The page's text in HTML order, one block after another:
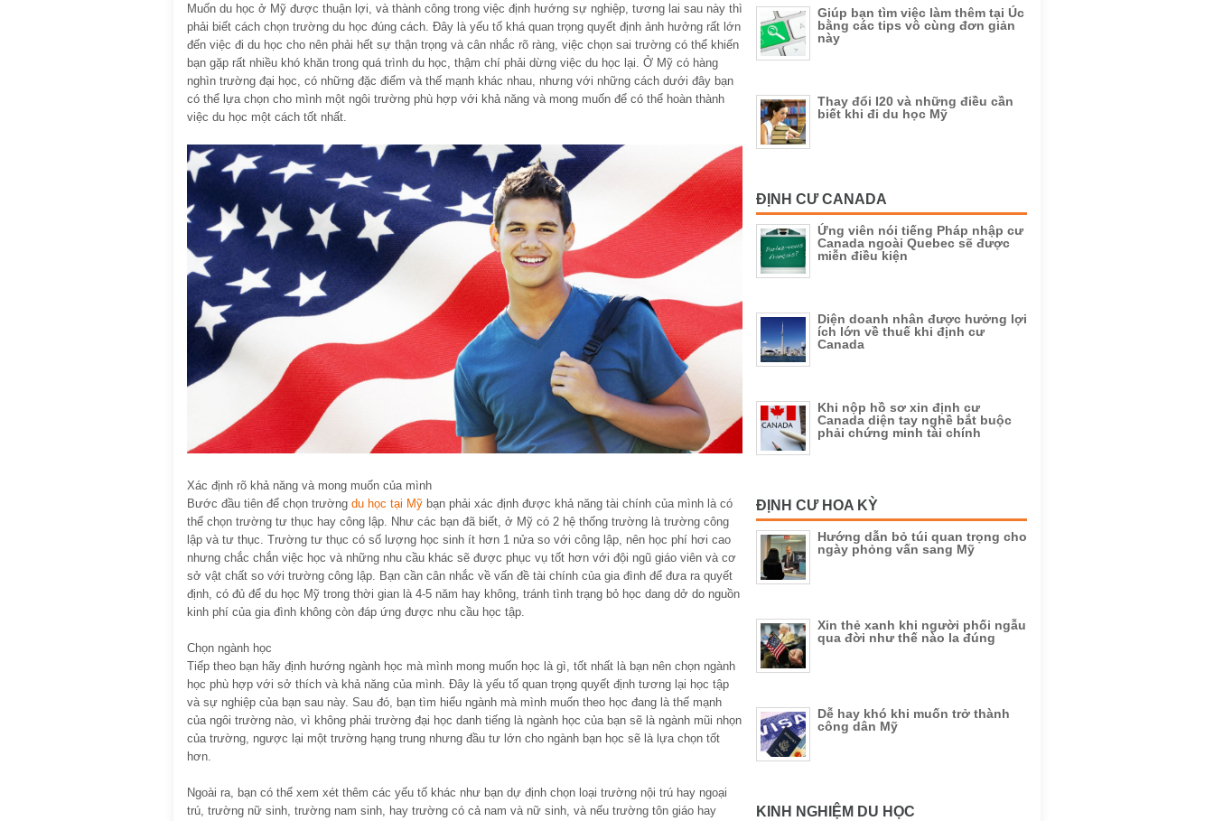
Muốn du học ở Mỹ được thuận lợi, và thành công trong việc định hướng sự nghiệp, tương lai sau này thì
phải biết cách chọn trường du học đúng cách. Đây là yếu tố khá quan trọng quyết định ảnh hưởng rất lớn
đến việc đi du học cho nên phải hết sự thận trọng và cân nhắc rõ ràng, việc chọn sai trường có thể khiến
bạn gặp rất nhiều khó khăn trong quá trình du học, thậm chí phải dừng việc du học lại. Ở Mỹ có hàng
nghìn trường đại học, có những đặc điểm và thế mạnh khác nhau, nhưng với những cách dưới đây bạn
có thể lựa chọn cho mình một ngôi trường phù hợp với khả năng và mong muốn để có thể hoàn thành
việc du học một cách tốt nhất.
Xác định rõ khả năng và mong muốn của mình
Bước đầu tiên để chọn trường du học tại Mỹ bạn phải xác định được khả năng tài chính của mình là có
thể chọn trường tư thục hay công lập. Như các bạn đã biết, ở Mỹ có 2 hệ thống trường là trường công
lập và tư thục. Trường tư thục có số lượng học sinh ít hơn 1 nửa so với công lập, nên học phí hơi cao
nhưng chắc chắn việc học và những nhu cầu khác sẽ được phục vụ tốt hơn với đội ngũ giáo viên và cơ
sở vật chất so với trường công lập. Bạn cần cân nhắc về vấn đề tài chính của gia đình để đưa ra quyết
định, có đủ để du học Mỹ trong thời gian là 4-5 năm hay không, tránh tình trạng bỏ học dang dở do nguồn
kinh phí của gia đình không còn đáp ứng được nhu cầu học tập.
Chọn ngành học
Tiếp theo bạn hãy định hướng ngành học mà mình mong muốn học là gì, tốt nhất là bạn nên chọn ngành
học phù hợp với sở thích và khả năng của mình. Đây là yếu tố quan trọng quyết định tương lại học tập
và sự nghiệp của bạn sau này. Sau đó, bạn tìm hiểu ngành mà mình muốn theo học đang là thế mạnh
của ngôi trường nào, vì không phải trường đại học danh tiếng là ngành học của bạn sẽ là ngành mũi nhọn
của trường, ngược lại một trường hạng trung nhưng đầu tư lớn cho ngành bạn học sẽ là lựa chọn tốt
hơn.
Ngoài ra, bạn có thể xem xét thêm các yếu tố khác như bạn dự định chọn loại trường nội trú hay ngoại
trú, trường nữ sinh, trường nam sinh, hay trường có cả nam và nữ sinh, và nếu trường tôn giáo hay
Giúp bạn tìm việc làm thêm tại Úc
bằng các tips vô cùng đơn giản
này
Thay đổi I20 và những điều cần
biết khi đi du học Mỹ
ĐỊNH CƯ CANADA
Ứng viên nói tiếng Pháp nhập cư
Canada ngoài Quebec sẽ được
miễn điều kiện
Diện doanh nhân được hưởng lợi
ích lớn về thuế khi định cư
Canada
Khi nộp hồ sơ xin định cư
Canada diện tay nghề bắt buộc
phải chứng minh tài chính
ĐỊNH CƯ HOA KỲ
Hướng dẫn bỏ túi quan trọng cho
ngày phỏng vấn sang Mỹ
Xin thẻ xanh khi người phối ngẫu
qua đời như thế nào la đúng
Dễ hay khó khi muốn trở thành
công dân Mỹ
KINH NGHIỆM DU HỌC